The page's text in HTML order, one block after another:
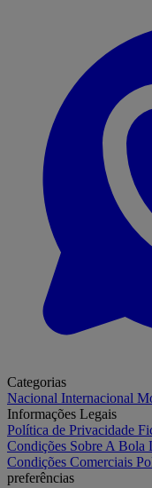
Categorias
Nacional Internacional
Informações Legais
Política de Privacidade
Condições Sobre A Bola
Condições Comerciais
preferências